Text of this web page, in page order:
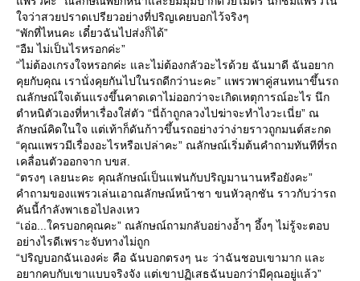
จว่าสวยปราดเปรียวอย่างที่ปริญเคยบอกไว้จริงๆ
“พักที่ไหนคะ เดี๋ยวฉันไปส่งก็ได้”
“อืม ไม่เป็นไรหรอกค่ะ”
“ไม่ต้องเกรงใจหรอกค่ะ และไม่ต้องกลัวอะไรด้วย ฉันมาดี ฉันอยาก
คุยกับคุณ เรานั่งคุยกันไปในรถดีกว่านะคะ” แพรวพาคู่สนทนาขึ้นรถ
ณลักษณ์ใจเต้นแรงขึ้นคาดเดาไม่ออกว่าจะเกิดเหตุการณ์อะไร นึก
ตำหนิตัวเองที่หาเรื่องใส่ตัว “นี่ถ้าถูกลวงไปฆ่าจะทำไงวะเนี่ย” ณ
ลักษณ์คิดในใจ แต่เท้าก็ดันก้าวขึ้นรถอย่างว่าง่ายราวถูกมนต์สะกด
“คุณแพรวมีเรื่องอะไรหรือเปล่าคะ” ณลักษณ์เริ่มต้นคำถามทันทีที่รถ
เคลื่อนตัวออกจาก บขส.
“ตรงๆ เลยนะคะ คุณลักษณ์เป็นแฟนกับปริญมานานหรือยังคะ”
คำถามของแพรวเล่นเอาณลักษณ์หน้าชา ขนหัวลุกชัน ราวกับว่ารถ
คันนี้กำลังพาเธอไปลงเหว
“เอ่อ...ใครบอกคุณคะ” ณลักษณ์ถามกลับอย่างอ้ำๆ อึ้งๆ ไม่รู้จะตอบ
อย่างไรดีเพราะจับทางไม่ถูก
“ปริญบอกฉันเองค่ะ คือ ฉันบอกตรงๆ นะ ว่าฉันชอบเขามาก และ
อยากคบกับเขาแบบจริงจัง แต่เขาปฏิเสธฉันบอกว่ามีคุณอยู่แล้ว”